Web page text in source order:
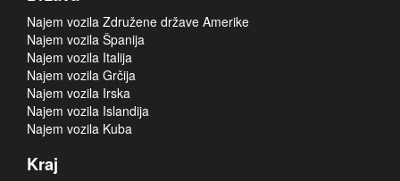
Najem vozila Združene države Amerike
Najem vozila Španija
Najem vozila Italija
Najem vozila Grčija
Najem vozila Irska
Najem vozila Islandija
Najem vozila Kuba
Kraj